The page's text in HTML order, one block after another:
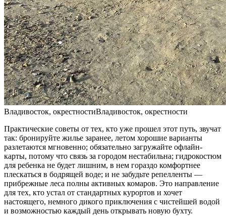
Владивосток, окрестностиВладивосток, окрестности
Практические советы от тех, кто уже прошел этот путь, звучат
так: бронируйте жилье заранее, летом хорошие варианты
разлетаются мгновенно; обязательно загружайте офлайн-
карты, потому что связь за городом нестабильна; гидрокостюм
для ребенка не будет лишним, в нем гораздо комфортнее
плескаться в бодрящей воде; и не забудьте репелленты —
прибрежные леса полны активных комаров. Это направление
для тех, кто устал от стандартных курортов и хочет
настоящего, немного дикого приключения с чистейшей водой
и возможностью каждый день открывать новую бухту.